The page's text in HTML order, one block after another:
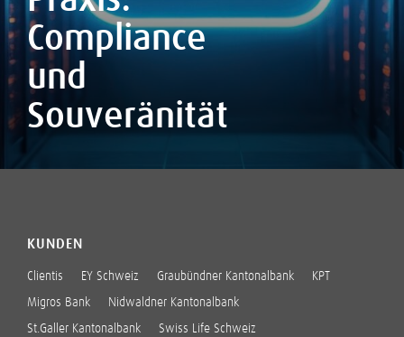
Compliance
und
Souveränität
KUNDEN
Clientis EY Schweiz Graubündner Kantonalbank KPT
Migros Bank Nidwaldner Kantonalbank
St.Galler Kantonalbank Swiss Life Schweiz